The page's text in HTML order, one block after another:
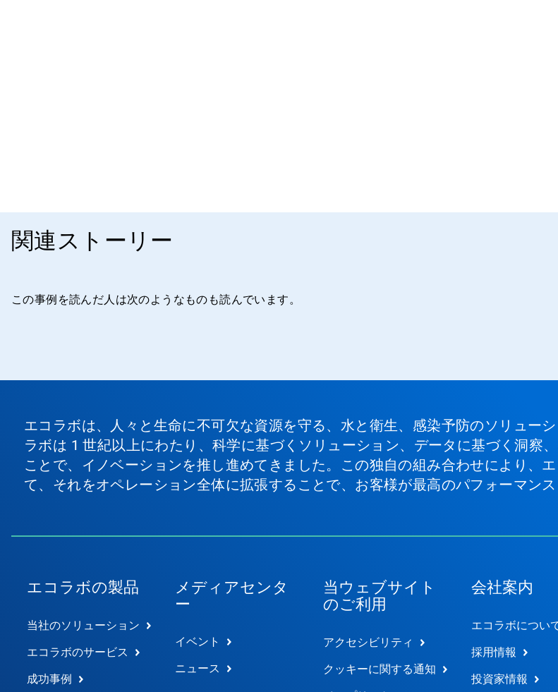
関連ストーリー
この事例を読んだ人は次のようなものも読んでいます。
エコラボは、人々と生命に不可欠な資源を守る、水と衛生、感染予防のソリュー
ラボは 1 世紀以上にわたり、科学に基づくソリューション、データに基づく洞察
ことで、イノベーションを推し進めてきました。この独自の組み合わせにより、
て、それをオペレーション全体に拡張することで、お客様が最高のパフォーマン
エコラボの製品
当社のソリューション
エコラボのサービス
成功事例
メディアセンタ
ー
イベント
ニュース
当ウェブサイト
のご利用
アクセシビリティ
クッキーに関する通知
会社案内
エコラボについ
採用情報
投資家情報